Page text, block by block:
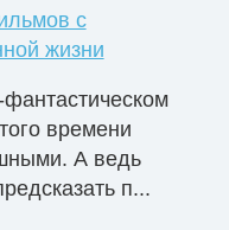
с
жизни
времени
А ведь
п...